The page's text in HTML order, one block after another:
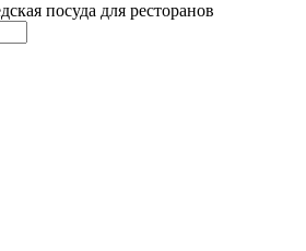
посуда для ресторанов